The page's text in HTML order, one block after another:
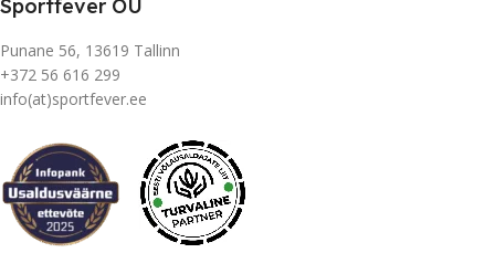
Sportfever OÜ
Punane 56, 13619 Tallinn
+372 56 616 299
info(at)sportfever.ee